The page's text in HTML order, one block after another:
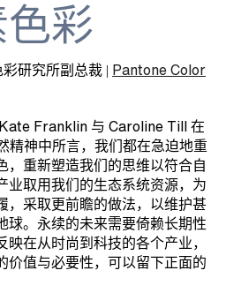
彩
研究所副总裁 | Pantone Color
Franklin 与 Caroline Till 在
精神中所言，我们都在急迫地重
，重新塑造我们的思维以符合自
业取用我们的生态系统资源，为
，采取更前瞻的做法，以维护甚
球。永续的未来需要倚赖长期性
在从时尚到科技的各个产业，
价值与必要性，可以留下正面的